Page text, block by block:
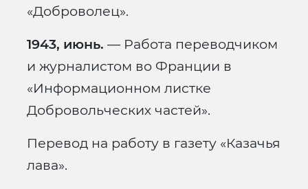
«Доброволец».
1943, июнь. — Работа переводчиком
и журналистом во Франции в
«Информационном листке
Добровольческих частей».
Перевод на работу в газету «Казачья
лава».